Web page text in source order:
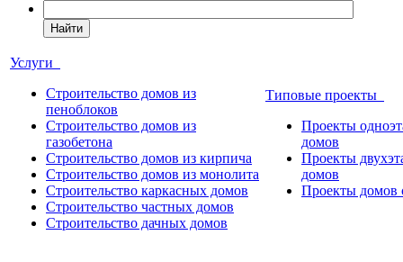
Найти
Услуги
Строительство домов из
пеноблоков
Строительство домов из
газобетона
Строительство домов из кирпича
Строительство домов из монолита
Строительство каркасных домов
Строительство частных домов
Строительство дачных домов
Типовые проекты
Проекты
домов
Проекты
домов
Проекты домов